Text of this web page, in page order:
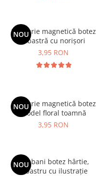
NOU
Mărturie magnetică botez
albastră cu norișori
3,95 RON
NOU
Mărturie magnetică botez
model floral toamnă
3,95 RON
NOU
Plic bani botez hârtie,
albastru cu ilustrație